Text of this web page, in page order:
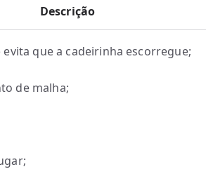
Descrição
que a cadeirinha escorregue;
de malha;